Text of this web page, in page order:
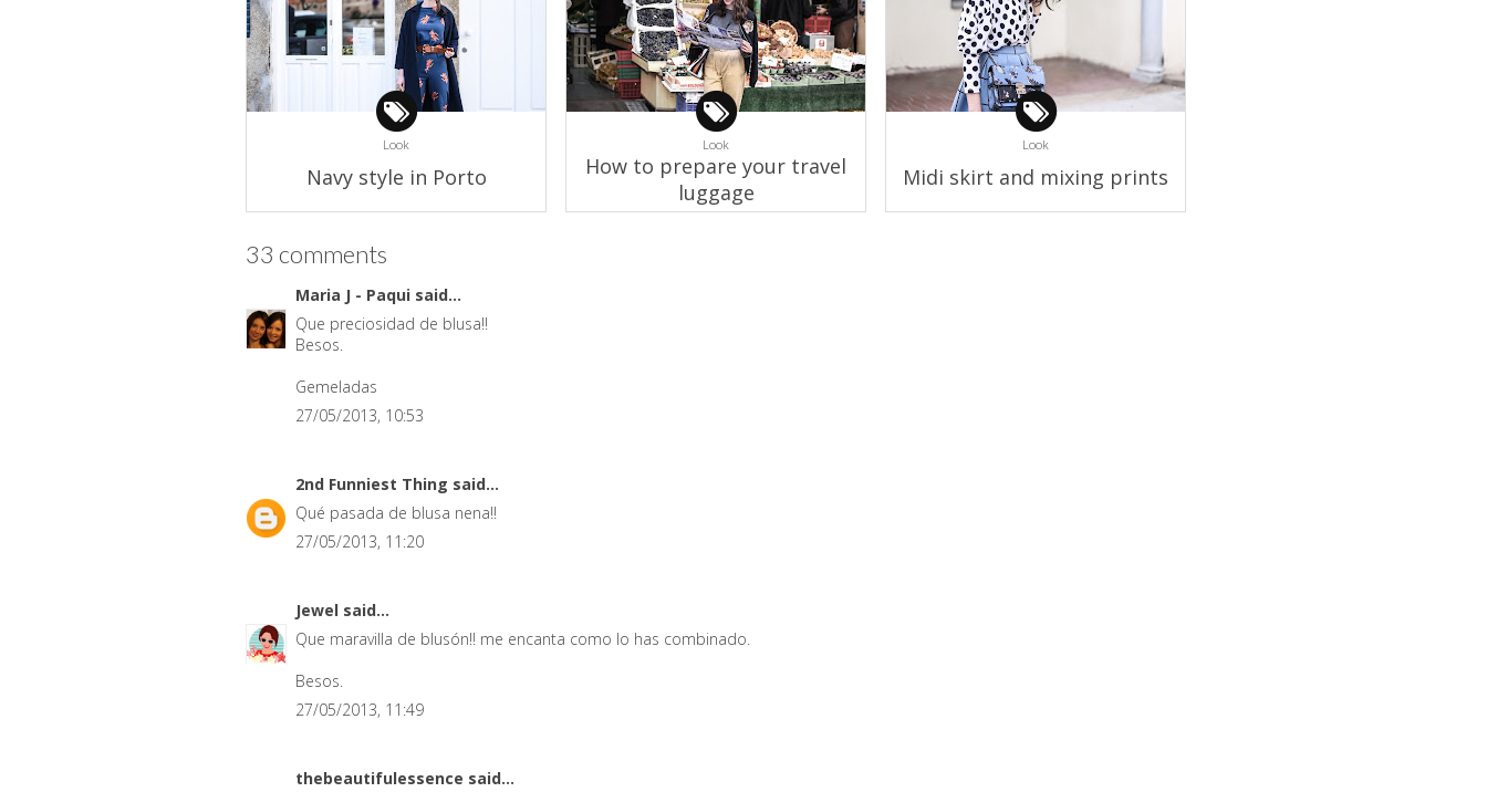
Look
Navy style in Porto
Look
How to prepare your travel
luggage
Look
Midi skirt and mixing prints
33 comments
Maria J - Paqui said...
Que preciosidad de blusa!!
Besos.
Gemeladas
27/05/2013, 10:53
2nd Funniest Thing said...
Qué pasada de blusa nena!!
27/05/2013, 11:20
Jewel said...
Que maravilla de blusón!! me encanta como lo has combinado.
Besos.
27/05/2013, 11:49
thebeautifulessence said...